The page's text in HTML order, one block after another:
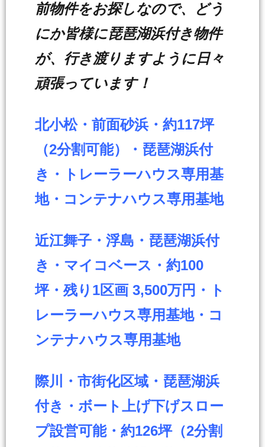
前物件をお探しなので、どう
にか皆様に琵琶湖浜付き物件
が、行き渡りますように日々
頑張っています！
北小松・前面砂浜・約117坪
（2分割可能）・琵琶湖浜付
き・トレーラーハウス専用基
地・コンテナハウス専用基地
近江舞子・浮島・琵琶湖浜付
き・マイコベース・約100
坪・残り1区画 3,500万円・ト
レーラーハウス専用基地・コ
ンテナハウス専用基地
際川・市街化区域・琵琶湖浜
付き・ボート上げ下げスロー
プ設営可能・約126坪（2分割